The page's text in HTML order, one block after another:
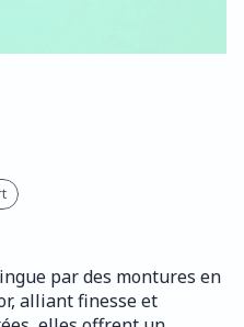
par des montures en
alliant finesse et